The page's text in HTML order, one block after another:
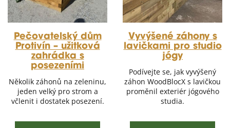
Pečovatelský dům
Protivín – užitková
zahrádka s
posezeními
Několik záhonů na zeleninu,
jeden velký pro strom a
včlenit i dostatek posezení.
Vyvýšené záhony s
lavičkami pro studio
jógy
Podívejte se, jak vyvýšený
záhon WoodBlocX s lavičkou
proměnil exteriér jógového
studia.